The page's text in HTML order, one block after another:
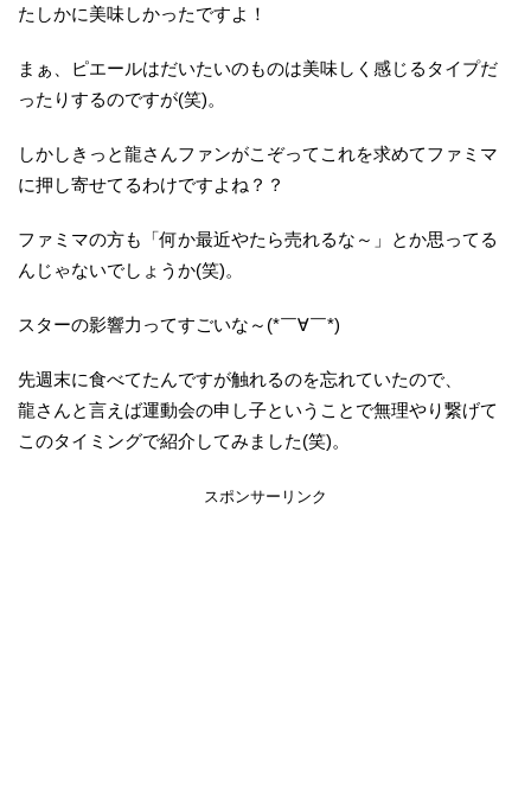
たしかに美味しかったですよ！
まぁ、ピエールはだいたいのものは美味しく感じるタイプだ
ったりするのですが(笑)。
しかしきっと龍さんファンがこぞってこれを求めてファミマ
に押し寄せてるわけですよね？？
ファミマの方も「何か最近やたら売れるな～」とか思ってる
んじゃないでしょうか(笑)。
スターの影響力ってすごいな～(*￣∀￣*)
先週末に食べてたんですが触れるのを忘れていたので、
龍さんと言えば運動会の申し子ということで無理やり繋げて
このタイミングで紹介してみました(笑)。
スポンサーリンク